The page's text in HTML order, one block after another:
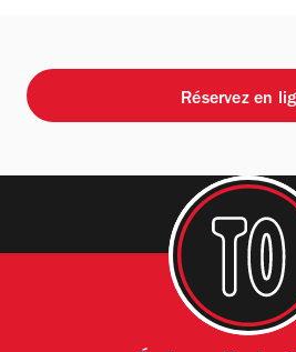
Réservez en